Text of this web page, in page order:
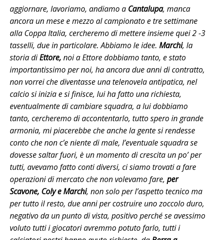
aggiornare, lavoriamo, andiamo a Cantalupa, manca
ancora un mese e mezzo al campionato e tre settimane
alla Coppa Italia, cercheremo di mettere insieme quei 2 -3
tasselli, due in particolare. Abbiamo le idee. Marchi, la
storia diEttore, noi a Ettore dobbiamo tanto, e stato
importantissimo per noi, ha ancora due anni di contratto,
non vorrei che diventasse una telenovela antipatica, nel
calcio si inizia e si finisce, lui ha fatto una richiesta,
eventualmente di cambiare squadra, a lui dobbiamo
tanto, cercheremo di accontentarlo, tutto spero in grande
armonia, mi piacerebbe che anche la gente si rendesse
conto che non c’e niente di male, l’eventuale squadra se
dovesse saltar fuori, è un momento di crescita un po’ per
tutti, avevamo fatto conti diversi, ci siamo trovati a fare
operazioni di mercato che non volevamo fare, per
Scavone, Coly e Marchi, non solo per l’aspetto tecnico ma
per tutto il resto, due anni per costruire uno zoccolo duro,
negativo da un punto di vista, positivo perché se avessimo
voluto tutti i giocatori avremmo potuto farlo, tutti i